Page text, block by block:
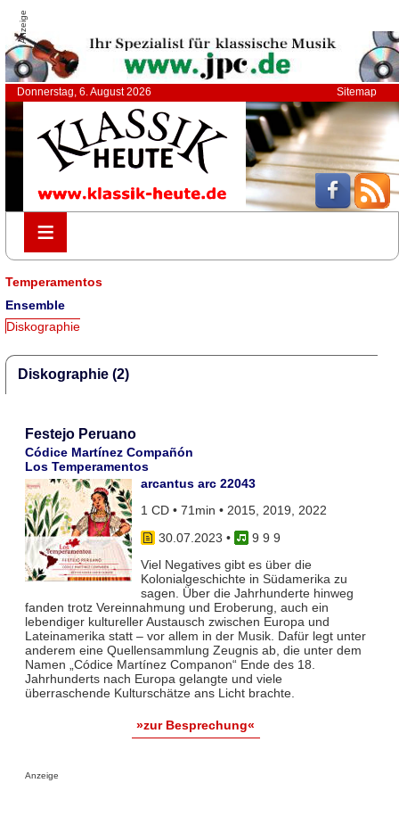
Anzeige
Donnerstag, 6. August 2026 Sitemap
≡
≡
Temperamentos
Ensemble
Diskographie
Diskographie (2)
Festejo Peruano
Códice Martínez Compañón
Los Temperamentos
arcantus arc 22043
1 CD • 71min • 2015, 2019, 2022
30.07.2023 •
9 9 9
Viel Negatives gibt es über die
Kolonialgeschichte in Südamerika zu
sagen. Über die Jahrhunderte hinweg
fanden trotz Vereinnahmung und Eroberung, auch ein
lebendiger kultureller Austausch zwischen Europa und
Lateinamerika statt – vor allem in der Musik. Dafür legt unter
anderem eine Quellensammlung Zeugnis ab, die unter dem
Namen „Códice Martínez Companon“ Ende des 18.
Jahrhunderts nach Europa gelangte und viele
überraschende Kulturschätze ans Licht brachte.
»zur Besprechung«
Anzeige